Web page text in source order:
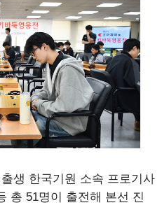
생 한국기원 소속 프로기사
총 51명이 출전해 본선 진